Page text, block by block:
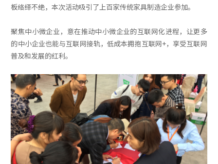
板络绎不绝，本次活动吸引了上百家传统家具制造企业参加。
聚焦中小微企业，意在推动中小微企业的互联网化进程，让更多
的中小企业也能与互联网接轨，低成本拥抱互联网+，享受互联网
普及和发展的红利。